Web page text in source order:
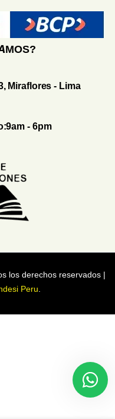
Miraflores - Lima
- 6pm
los derechos reservados |
Peru